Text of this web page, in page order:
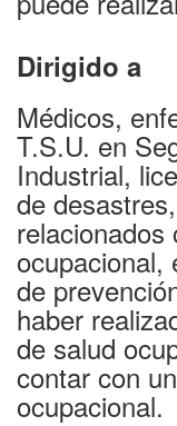
Dirigido a
Médicos,
T.S.U. en
Industrial,
de
relacionados
ocupacional,
de
haber
de salud
contar con
ocupacional.